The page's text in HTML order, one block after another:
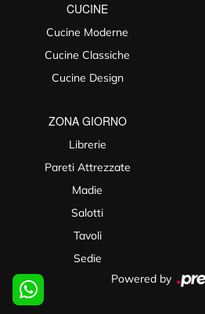
CUCINE
Cucine Moderne
Cucine Classiche
Cucine Design
ZONA GIORNO
Librerie
Pareti Attrezzate
Madie
Salotti
Tavoli
Sedie
Powered by